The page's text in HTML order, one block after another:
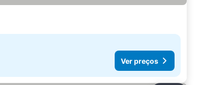
Ver preços